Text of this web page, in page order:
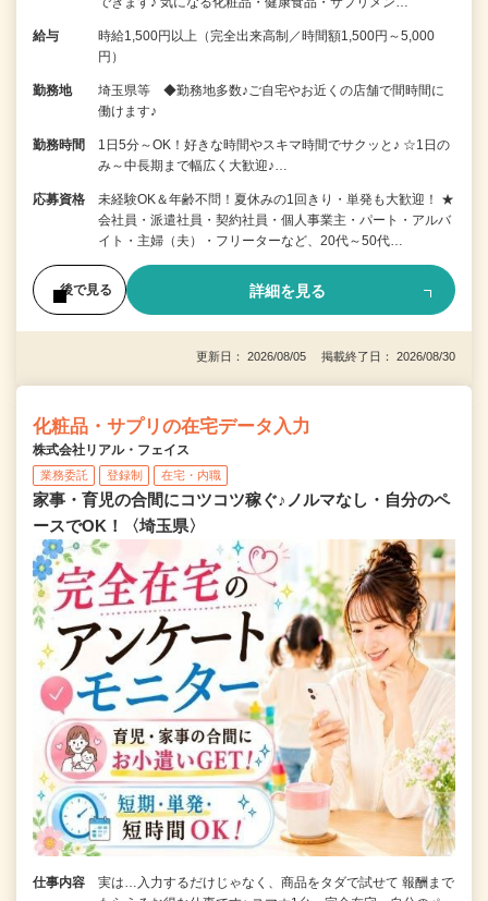
給与
時給1,500円以上（完全出来高制／時間額1,500円～5,000
円）
勤務地
埼玉県等 ◆勤務地多数♪ご自宅やお近くの店舗で間時間に
働けます♪
勤務時間
1日5分～OK！好きな時間やスキマ時間でサクッと♪ ☆1日の
み～中長期まで幅広く大歓迎♪…
応募資格
未経験OK＆年齢不問！夏休みの1回きり・単発も大歓迎！ ★
会社員・派遣社員・契約社員・個人事業主・パート・アルバ
イト・主婦（夫）・フリーターなど、20代～50代…
後で見る 詳細を見る
更新日： 2026/08/05 掲載終了日： 2026/08/30
化粧品・サプリの在宅データ入力
株式会社リアル・フェイス
業務委託 登録制 在宅・内職
家事・育児の合間にコツコツ稼ぐ♪ノルマなし・自分のペ
ースでOK！〈埼玉県〉
仕事内容
実は…入力するだけじゃなく、商品をタダで試せて 報酬まで